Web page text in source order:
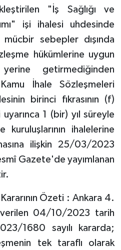
"İş Sağlığı ve
işi ihalesi uhdesinde
sebepler dışında
hükümlerine uygun
getirmediğinden
İhale Sözleşmeleri
birinci fıkrasının (f)
1 (bir) yıl süreyle
ihalelerine
ilişkin 25/03/2023
Gazete'de yayımlanan
Özeti : Ankara 4.
verilen 04/10/2023 tarih
1680 sayılı kararda;
tek taraflı olarak